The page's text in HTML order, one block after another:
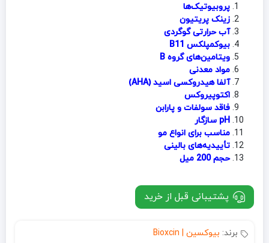
پروبیوتیک‌ها
زینک پریتیون
آب حرارتی گوگردی
بیوکمپلکس B11
ویتامین‌های گروه B
مواد معدنی
آلفا هیدروکسی اسید (AHA)
اکتوپیروکس
فاقد سولفات و پارابن
pH سازگار
مناسب برای انواع مو
تأییدیه‌های بالینی
حجم 200 میل
پشتیبانی قبل از خرید
برند: بیوکسین | Bioxcin